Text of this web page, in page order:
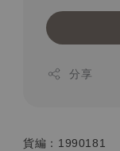
分享
貨編：1990181